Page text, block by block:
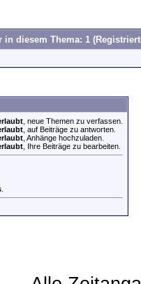
in diesem Thema: 1
, neue Themen zu verfassen.
, auf Beiträge zu antworten.
, Anhänge hochzuladen.
, Ihre Beiträge zu bearbeiten.